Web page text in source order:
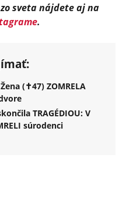
sveta nájdete aj na
.
(✝︎47) ZOMRELA
TRAGÉDIOU: V
súrodenci